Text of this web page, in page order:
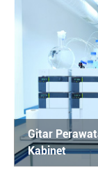
Gitar
Kabinet